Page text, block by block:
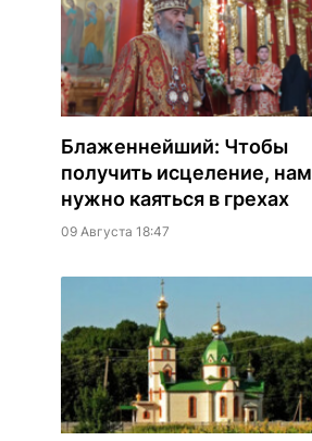
Блаженнейший: Чтобы
получить исцеление, нам
нужно каяться в грехах
09 Августа 18:47